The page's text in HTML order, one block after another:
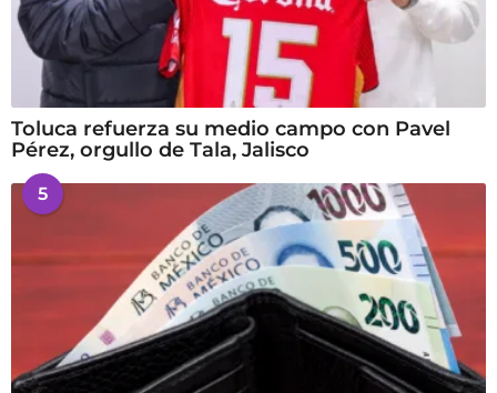
Toluca refuerza su medio campo con Pavel
Pérez, orgullo de Tala, Jalisco
5